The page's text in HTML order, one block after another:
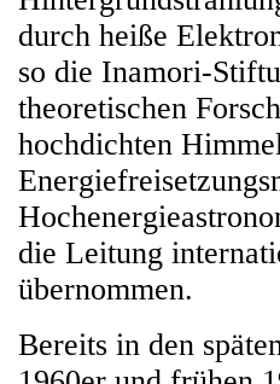
durch heiße
so die Inamori-
theoretischen
hochdichten
die Leitung
übernommen.
Bereits in den